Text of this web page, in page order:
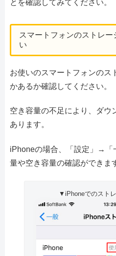
とを確認してみてください。
スマートフォンのストレ
い
お使いのスマートフォンのス
かあるか確認してください。
空き容量の不足により、ダウ
あります。
iPhoneの場合、「設定」→
量や空き容量の確認ができま
▼iPhoneでのスト